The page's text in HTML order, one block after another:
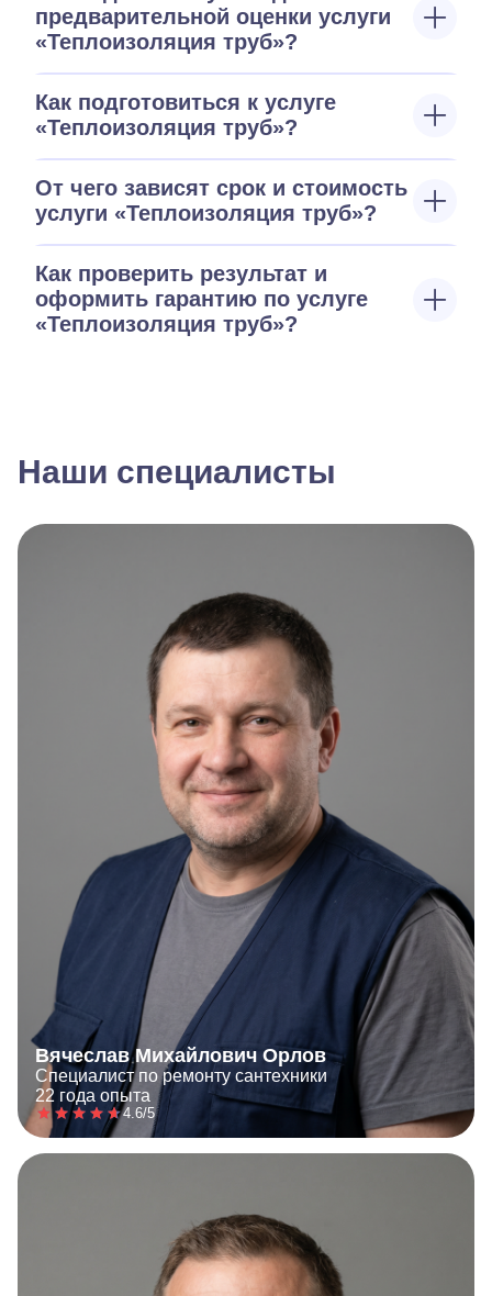
предварительной оценки услуги
«Теплоизоляция труб»?
Как подготовиться к услуге
«Теплоизоляция труб»?
От чего зависят срок и стоимость
услуги «Теплоизоляция труб»?
Как проверить результат и
оформить гарантию по услуге
«Теплоизоляция труб»?
Наши специалисты
Вячеслав Михайлович Орлов
Специалист по ремонту сантехники
22 года опыта
4.6/5